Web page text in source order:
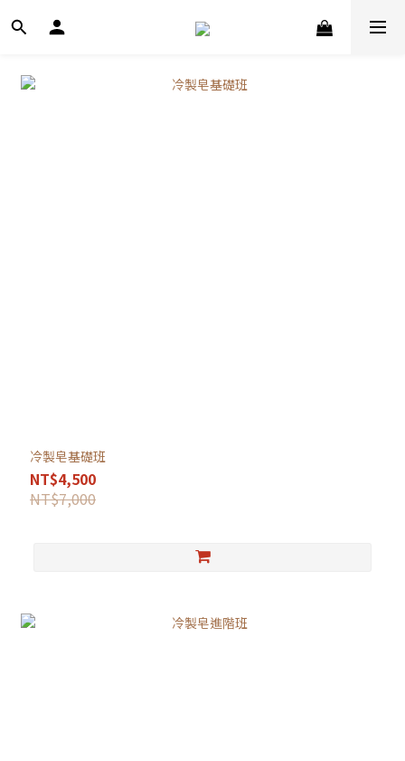
冷製皂基礎班
NT$4,500
NT$7,000